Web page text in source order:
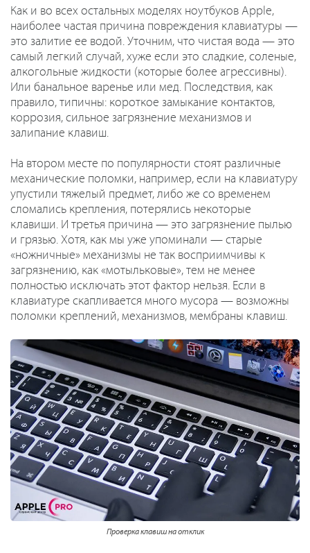
Как и во всех остальных моделях ноутбуков Apple,
наиболее частая причина повреждения клавиатуры —
это залитие ее водой. Уточним, что чистая вода — это
самый легкий случай, хуже если это сладкие, соленые,
алкогольные жидкости (которые более агрессивны).
Или банальное варенье или мед. Последствия, как
правило, типичны: короткое замыкание контактов,
коррозия, сильное загрязнение механизмов и
залипание клавиш.
На втором месте по популярности стоят различные
механические поломки, например, если на клавиатуру
упустили тяжелый предмет, либо же со временем
сломались крепления, потерялись некоторые
клавиши. И третья причина — это загрязнение пылью
и грязью. Хотя, как мы уже упоминали — старые
«ножничные» механизмы не так восприимчивы к
загрязнению, как «мотыльковые», тем не менее
полностью исключать этот фактор нельзя. Если в
клавиатуре скапливается много мусора — возможны
поломки креплений, механизмов, мембраны клавиш.
Проверка клавиш на отклик